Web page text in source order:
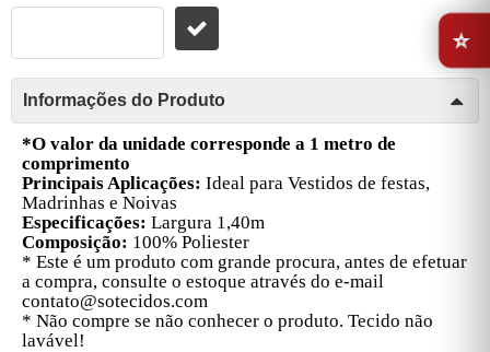
Informações do Produto
*O valor da unidade corresponde a 1 metro de
comprimento
Principais Aplicações: Ideal para Vestidos de festas,
Madrinhas e Noivas
Especificações: Largura 1,40m
Composição: 100% Poliester
* Este é um produto com grande procura, antes de efetuar
a compra, consulte o estoque através do e-mail
contato@sotecidos.com
* Não compre se não conhecer o produto. Tecido não
lavável!
⭐